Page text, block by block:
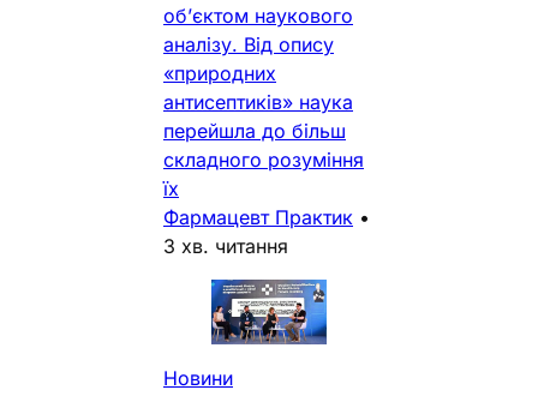
об’єктом наукового
аналізу. Від опису
«природних
антисептиків» наука
перейшла до більш
складного розуміння
їх
Фармацевт Практик •
3 хв. читання
Новини